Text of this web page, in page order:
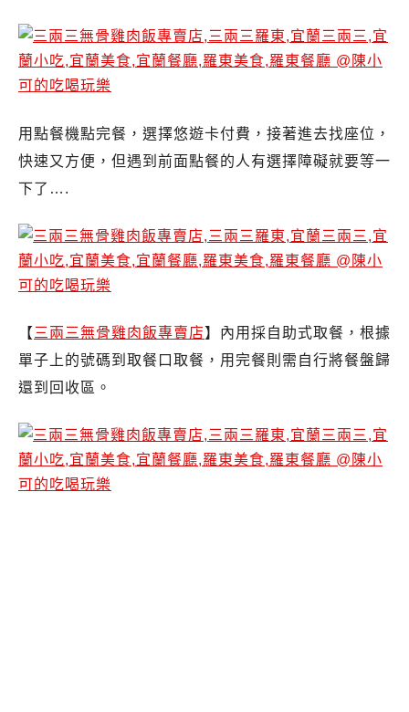
用點餐機點完餐，選擇悠遊卡付費，接著進去找座位，
快速又方便，但遇到前面點餐的人有選擇障礙就要等一
下了….
【三兩三無骨雞肉飯專賣店】內用採自助式取餐，根據
單子上的號碼到取餐口取餐，用完餐則需自行將餐盤歸
還到回收區。